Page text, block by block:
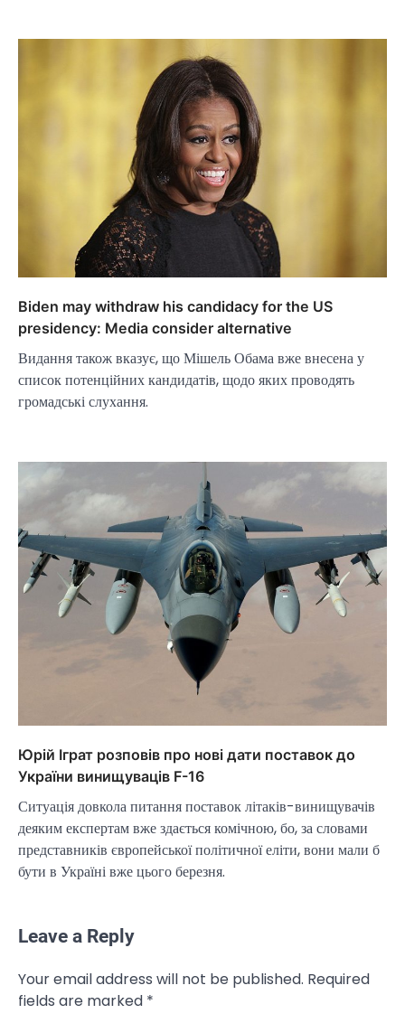
Biden may withdraw his candidacy for the US
presidency: Media consider alternative
Видання також вказує, що Мішель Обама вже внесена у
список потенційних кандидатів, щодо яких проводять
громадські слухання.
Юрій Іграт розповів про нові дати поставок до
України винищуваців F-16
Ситуація довкола питання поставок літаків-винищувачів
деяким експертам вже здається комічною, бо, за словами
представників європейської політичної еліти, вони мали б
бути в Україні вже цього березня.
Leave a Reply
Your email address will not be published. Required
fields are marked *
NEWS